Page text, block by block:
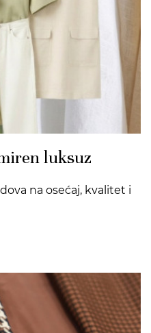
luksuz
na osećaj, kvalitet i